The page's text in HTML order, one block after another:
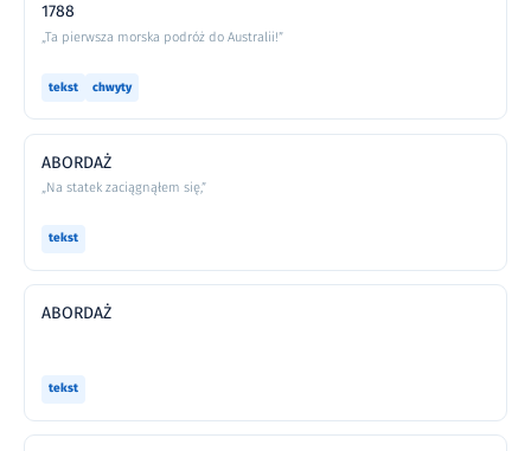
1788
„Ta pierwsza morska podróż do Australii!”
tekst chwyty
ABORDAŻ
„Na statek zaciągnąłem się,”
tekst
ABORDAŻ
tekst